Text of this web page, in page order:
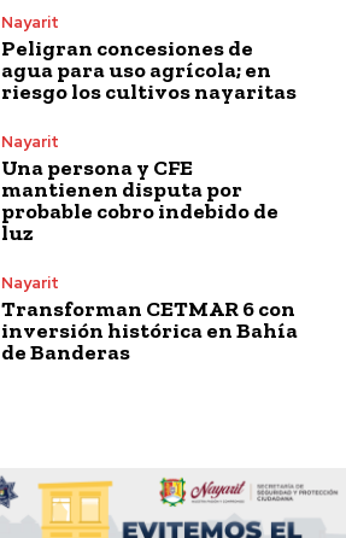
Nayarit
Peligran concesiones de
agua para uso agrícola; en
riesgo los cultivos nayaritas
Nayarit
Una persona y CFE
mantienen disputa por
probable cobro indebido de
luz
Nayarit
Transforman CETMAR 6 con
inversión histórica en Bahía
de Banderas